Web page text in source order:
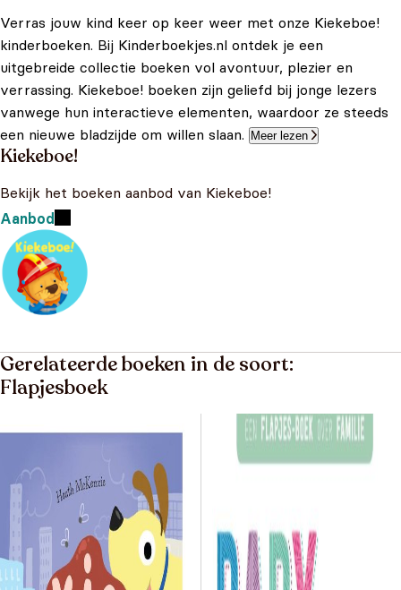
Verras jouw kind keer op keer weer met onze Kiekeboe!
kinderboeken. Bij Kinderboekjes.nl ontdek je een
uitgebreide collectie boeken vol avontuur, plezier en
verrassing. Kiekeboe! boeken zijn geliefd bij jonge lezers
vanwege hun interactieve elementen, waardoor ze steeds
een nieuwe bladzijde om willen slaan.
Meer lezen
Kiekeboe!
Bekijk het boeken aanbod van Kiekeboe!
Aanbod
Gerelateerde boeken in de soort:
Flapjesboek